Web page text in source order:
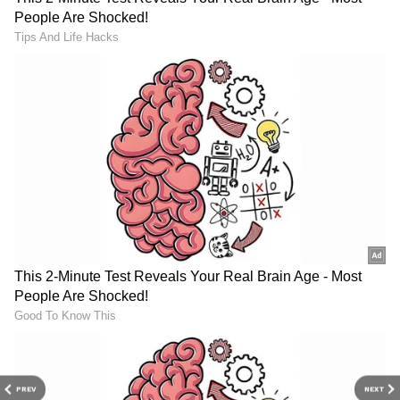
PREV NEXT
గతంలో కూడా రెండు తెలుగు రాష్ట్రాల్లో బాణసంచా
తయారు చేస్తున్న సమయంలో ప్రమాదాలు జరిగిన
ఘటనలు చోటు చేసుకున్నాయి. ప్రమాదాలు జరిగిన
సమయంలోనే హడావుడి చేసి ఆ తర్వాత చూసీ
చూడనట్టుగా వ్యవహరించడం వల్లే తరుచుగా ఈ
రకమైన ప్రమాదాలు చోటు చేసుకుంటున్నాయనే విమర్శలు